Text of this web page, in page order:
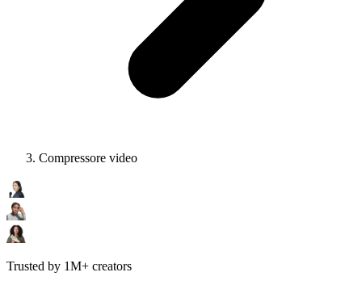
Compressore video
Trusted by 1M+ creators